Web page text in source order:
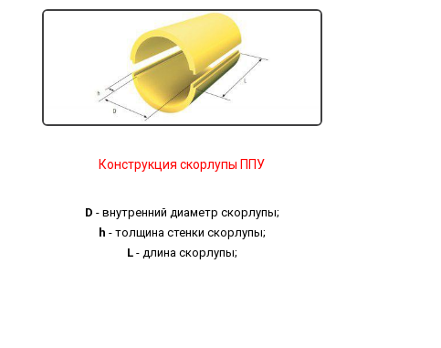
Конструкция скорлупы ППУ
D - внутренний диаметр скорлупы;
h - толщина стенки скорлупы;
L- длина скорлупы;